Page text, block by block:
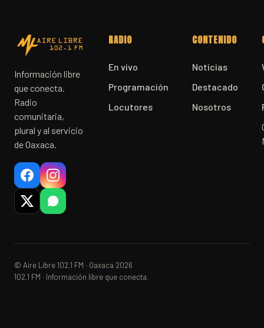
Información libre
que conecta.
Radio
comunitaria,
plural y al servicio
de Oaxaca.
RADIO
En vivo
Programación
Locutores
CONTENIDO
Noticias
Destacado
Nosotros
© Aire Libre 102.1 FM · Oaxaca 2026
102.1 FM · Información libre que conecta.